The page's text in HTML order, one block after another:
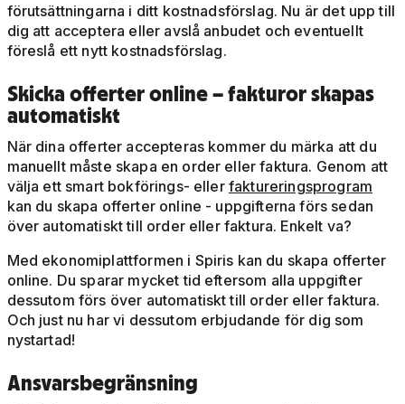
förutsättningarna i ditt kostnadsförslag. Nu är det upp till
dig att acceptera eller avslå anbudet och eventuellt
föreslå ett nytt kostnadsförslag.
Skicka offerter online – fakturor skapas
automatiskt
När dina offerter accepteras kommer du märka att du
manuellt måste skapa en order eller faktura. Genom att
välja ett smart bokförings- eller faktureringsprogram
kan du skapa offerter online - uppgifterna förs sedan
över automatiskt till order eller faktura. Enkelt va?
Med ekonomiplattformen i Spiris kan du skapa offerter
online. Du sparar mycket tid eftersom alla uppgifter
dessutom förs över automatiskt till order eller faktura.
Och just nu har vi dessutom erbjudande för dig som
nystartad!
Ansvarsbegränsning